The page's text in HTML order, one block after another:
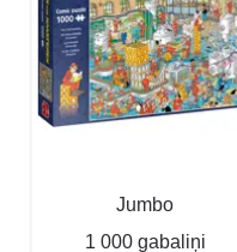
Jumbo
1 000 gabaliņi